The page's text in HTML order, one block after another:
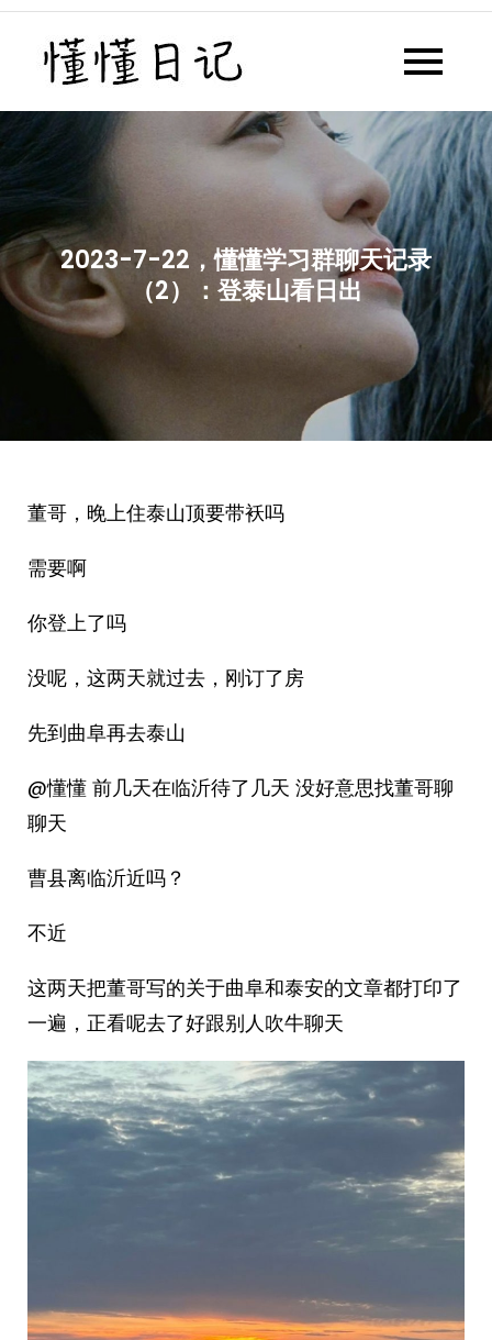
Skip
content
懂懂日记网每天同步更新懂懂学
2023-7-22，懂懂学习群聊天记录
（2）：登泰山看日出
董哥，晚上住泰山顶要带袄吗
需要啊
你登上了吗
没呢，这两天就过去，刚订了房
先到曲阜再去泰山
@懂懂 前几天在临沂待了几天 没好意思找董哥聊
聊天
曹县离临沂近吗？
不近
这两天把董哥写的关于曲阜和泰安的文章都打印了
一遍，正看呢去了好跟别人吹牛聊天